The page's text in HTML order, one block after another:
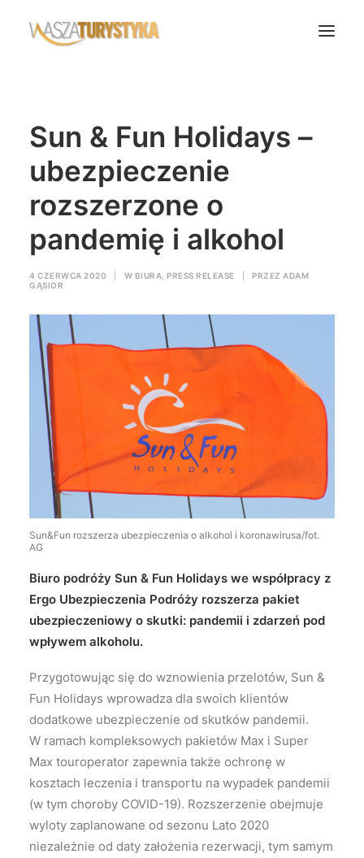
Biura podróży
Transport
Noclegi
Polska
Świat
Rok Kobiet
Wasze Podróże
Wyszukiwanie
Sun & Fun Holidays –
ubezpieczenie
rozszerzone o
pandemię i alkohol
4 CZERWCA 2020 W BIURA PRESS RELEASE PRZEZ ADAM
GĄSIOR
Sun&Fun rozszerza ubezpieczenia o alkohol i koronawirusa/fot.
AG
Biuro podróży Sun & Fun Holidays we współpracy z
Ergo Ubezpieczenia Podróży rozszerza pakiet
ubezpieczeniowy o skutki: pandemii i zdarzeń pod
wpływem alkoholu.
Przygotowując się do wznowienia przelotów, Sun &
Fun Holidays wprowadza dla swoich klientów
dodatkowe ubezpieczenie od skutków pandemii.
W ramach kompleksowych pakietów Max i Super
Max touroperator zapewnia także ochronę w
kosztach leczenia i transportu na wypadek pandemii
(w tym choroby COVID-19). Rozszerzenie obejmuje
wyloty zaplanowane od sezonu Lato 2020
niezależnie od daty założenia rezerwacji, tym samym